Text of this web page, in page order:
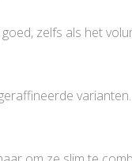
zelfs als het